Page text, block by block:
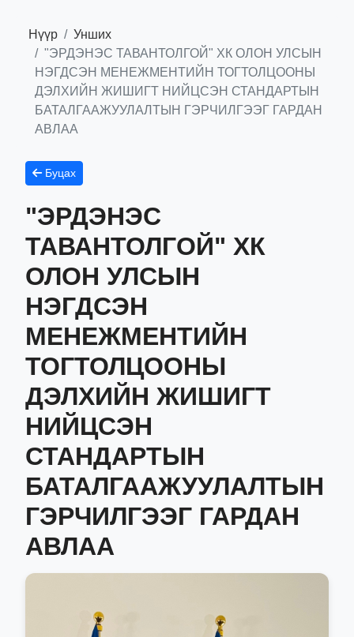
Нүүр
Унших
"ЭРДЭНЭС ТАВАНТОЛГОЙ" ХК ОЛОН УЛСЫН
НЭГДСЭН МЕНЕЖМЕНТИЙН ТОГТОЛЦООНЫ
ДЭЛХИЙН ЖИШИГТ НИЙЦСЭН СТАНДАРТЫН
БАТАЛГААЖУУЛАЛТЫН ГЭРЧИЛГЭЭГ ГАРДАН
АВЛАА
Буцах
"ЭРДЭНЭС
ТАВАНТОЛГОЙ" ХК
ОЛОН УЛСЫН
НЭГДСЭН
МЕНЕЖМЕНТИЙН
ТОГТОЛЦООНЫ
ДЭЛХИЙН ЖИШИГТ
НИЙЦСЭН
СТАНДАРТЫН
БАТАЛГААЖУУЛАЛТЫН
ГЭРЧИЛГЭЭГ ГАРДАН
АВЛАА